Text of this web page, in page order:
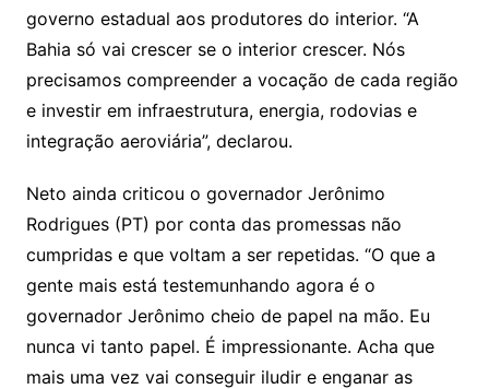
governo estadual aos produtores do interior. “A
Bahia só vai crescer se o interior crescer. Nós
precisamos compreender a vocação de cada região
e investir em infraestrutura, energia, rodovias e
integração aeroviária”, declarou.
Neto ainda criticou o governador Jerônimo
Rodrigues (PT) por conta das promessas não
cumpridas e que voltam a ser repetidas. “O que a
gente mais está testemunhando agora é o
governador Jerônimo cheio de papel na mão. Eu
nunca vi tanto papel. É impressionante. Acha que
mais uma vez vai conseguir iludir e enganar as